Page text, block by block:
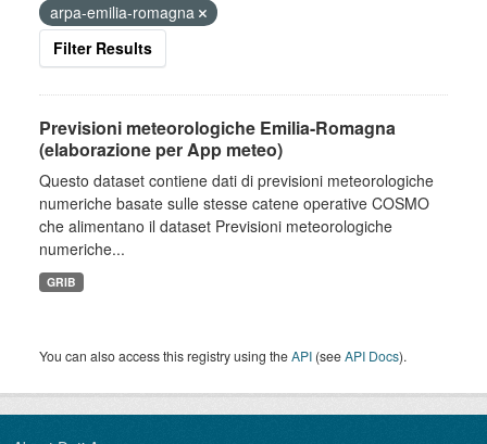
arpa-emilia-romagna
Filter Results
Previsioni meteorologiche Emilia-Romagna
(elaborazione per App meteo)
Questo dataset contiene dati di previsioni meteorologiche
numeriche basate sulle stesse catene operative COSMO
che alimentano il dataset Previsioni meteorologiche
numeriche...
GRIB
You can also access this registry using theAPI (seeAPI Docs).